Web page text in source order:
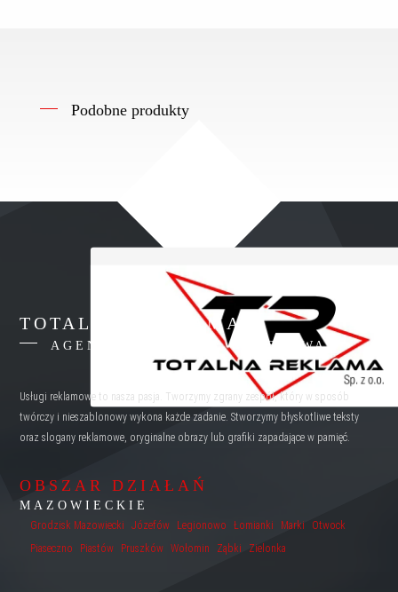
Podobne produkty
TOTALNA REKLAMA
AGENCJA REKLAMY WARSZAWA
Usługi reklamowe to nasza pasja. Tworzymy zgrany zespół, który w sposób
twórczy i nieszablonowy wykona każde zadanie. Stworzymy błyskotliwe teksty
oraz slogany reklamowe, oryginalne obrazy lub grafiki zapadające w pamięć.
OBSZAR DZIAŁAŃ
MAZOWIECKIE
Grodzisk Mazowiecki Józefów Legionowo Łomianki Marki
Otwock
Piaseczno
Piastów Pruszków Wołomin Ząbki Zielonka